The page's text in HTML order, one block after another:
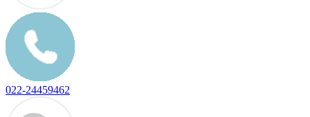
022-24459462